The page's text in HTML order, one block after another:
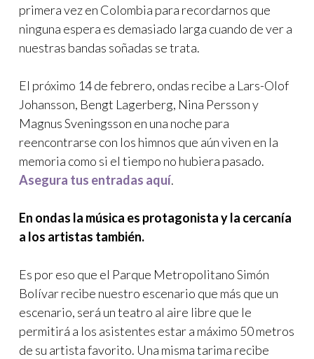
primera vez en Colombia para recordarnos que
ninguna espera es demasiado larga cuando de ver a
nuestras bandas soñadas se trata.
El próximo 14 de febrero, ondas recibe a Lars-Olof
Johansson, Bengt Lagerberg, Nina Persson y
Magnus Sveningsson en una noche para
reencontrarse con los himnos que aún viven en la
memoria como si el tiempo no hubiera pasado.
Asegura tus entradas aquí.
En ondas la música es protagonista y la cercanía
a los artistas también.
Es por eso que el Parque Metropolitano Simón
Bolívar recibe nuestro escenario que más que un
escenario, será un teatro al aire libre que le
permitirá a los asistentes estar a máximo 50 metros
de su artista favorito. Una misma tarima recibe